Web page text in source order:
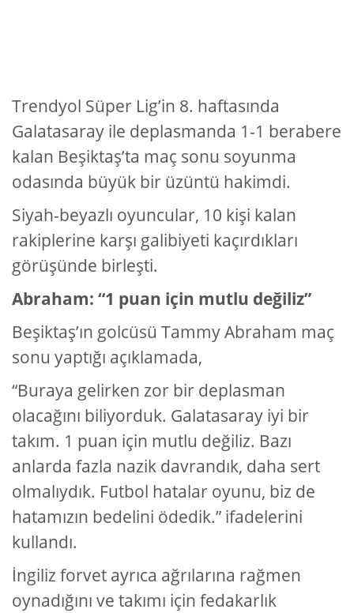
Trendyol Süper Lig’in 8. haftasında
Galatasaray ile deplasmanda 1-1 berabere
kalan Beşiktaş’ta maç sonu soyunma
odasında büyük bir üzüntü hakimdi.
Siyah-beyazlı oyuncular, 10 kişi kalan
rakiplerine karşı galibiyeti kaçırdıkları
görüşünde birleşti.
Abraham: “1 puan için mutlu değiliz”
Beşiktaş’ın golcüsü Tammy Abraham maç
sonu yaptığı açıklamada,
“Buraya gelirken zor bir deplasman
olacağını biliyorduk. Galatasaray iyi bir
takım. 1 puan için mutlu değiliz. Bazı
anlarda fazla nazik davrandık, daha sert
olmalıydık. Futbol hatalar oyunu, biz de
hatamızın bedelini ödedik.” ifadelerini
kullandı.
İngiliz forvet ayrıca ağrılarına rağmen
oynadığını ve takımı için fedakarlık